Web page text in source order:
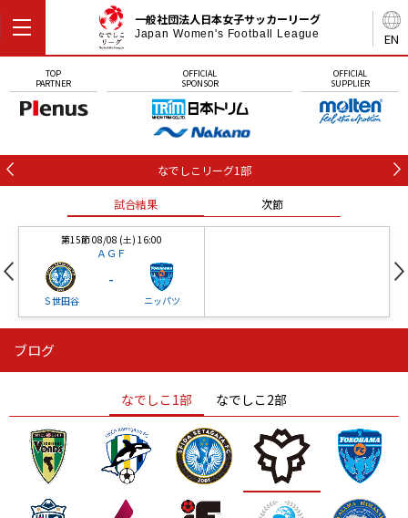
EN
一般社団法人日本女子サッカーリーグ
Japan Women's Football League
TOP
PARTNER
OFFICIAL
SPONSOR
OFFICIAL
SUPPLIER
なでしこリーグ1部
試合結果 次節
第15節 08/08 (土) 16:00
ＡＧＦ
Ｓ世田谷
-
ニッパツ
ニッパツ
ニッパツ 名古屋
石人の星
静岡 愛媛Ｌ
ブログ
なでしこ1部 なでしこ2部